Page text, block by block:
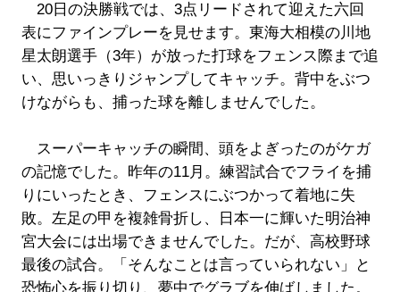
20日の決勝戦では、3点リードされて迎えた六回
表にファインプレーを見せます。東海大相模の川地
星太朗選手（3年）が放った打球をフェンス際まで追
い、思いっきりジャンプしてキャッチ。背中をぶつ
けながらも、捕った球を離しませんでした。
スーパーキャッチの瞬間、頭をよぎったのがケガ
の記憶でした。昨年の11月。練習試合でフライを捕
りにいったとき、フェンスにぶつかって着地に失
敗。左足の甲を複雑骨折し、日本一に輝いた明治神
宮大会には出場できませんでした。だが、高校野球
最後の試合。「そんなことは言っていられない」と
恐怖心を振り切り、夢中でグラブを伸ばしました。